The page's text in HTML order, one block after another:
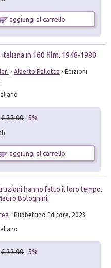
aggiungi al carrello
italiana in 160 film. 1948-1980
- Alberto Pallotta - Edizioni
€ 22.00 -5%
aggiungi al carrello
hanno fatto il loro tempo.
Bolognini
- Rubbettino Editore, 2023
€ 22.00 -5%